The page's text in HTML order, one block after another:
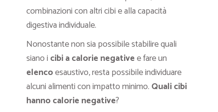
combinazioni con altri cibi e alla capacità
digestiva individuale.
Nonostante non sia possibile stabilire quali
siano i cibi a calorie negativee fare un
elencoesaustivo, resta possibile individuare
alcuni alimenti con impatto minimo. Quali cibi
hanno calorie negative?